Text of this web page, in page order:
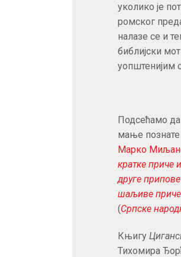
уколико је
ромског
налазе се и
библијски
уопштенијим
Подсећамо
мање познате
Марко
кратке приче
друге
шаљиве
(Српске
Књигу
Тихомира